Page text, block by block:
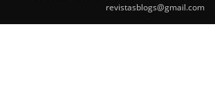
revistasblogs@gmail.com